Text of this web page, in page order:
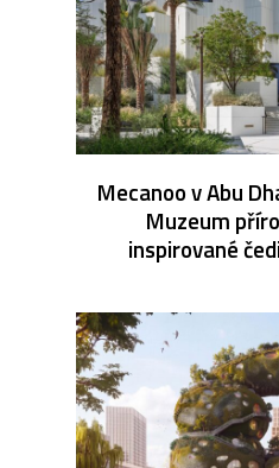
Mecanoo v Abu
Muzeum
inspirované